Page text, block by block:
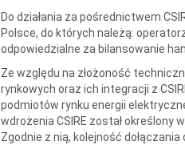
Do działania za pośrednictwem
Polsce, do których należą:
odpowiedzialne za bilansowanie
Ze względu na złożoność
rynkowych oraz ich integracji z
podmiotów rynku energii
wdrożenia CSIRE został określony
Zgodnie z nią, kolejność